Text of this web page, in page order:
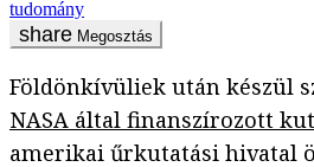
tudomány
Megosztás
Földönkívüliek után készül
NASA által finanszírozott
amerikai űrkutatási hivatal